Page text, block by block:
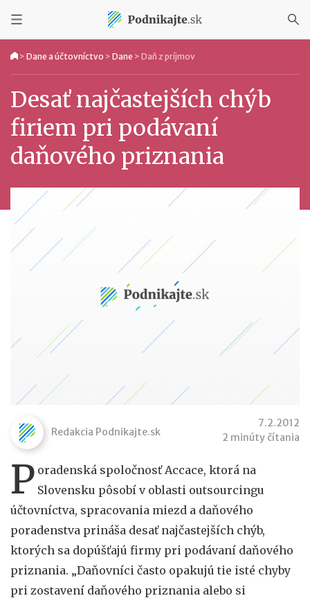
> Dane a účtovníctvo > Dane > Daň z príjmov
Desať najčastejších chýb
firiem pri podávaní
daňového priznania
Redakcia Podnikajte.sk
7.2.2012
2 minúty čítania
P oradenská spoločnosť Accace, ktorá na
Slovensku pôsobí v oblasti outsourcingu
účtovníctva, spracovania miezd a daňového
poradenstva prináša desať najčastejších chýb,
ktorých sa dopúšťajú firmy pri podávaní daňového
priznania. „Daňovníci často opakujú tie isté chyby
pri zostavení daňového priznania alebo si